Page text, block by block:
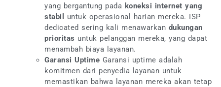
yang bergantung pada koneksi internet yang
stabil
untuk operasional harian mereka. ISP
dedicated sering kali menawarkan dukungan
prioritas untuk pelanggan mereka, yang dapat
menambah biaya layanan.
Garansi Uptime Garansi uptime adalah
komitmen dari penyedia layanan untuk
memastikan bahwa layanan mereka akan tetap